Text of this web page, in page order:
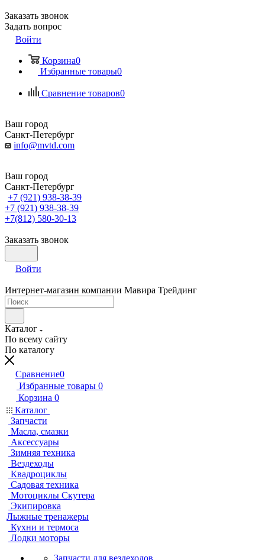
Заказать звонок
Задать вопрос
Войти
Корзина0
Избранные товары0
Сравнение товаров0
Ваш город
Санкт-Петербург
info@mvtd.com
Ваш город
Санкт-Петербург
+7 (921) 938-38-39
+7 (921) 938-38-39
+7(812) 580-30-13
Заказать звонок
Войти
Интернет-магазин компании Мавира Трейдинг
Каталог
По всему сайту
По каталогу
Сравнение0
Избранные товары 0
Корзина 0
Каталог
Запчасти
Масла, смазки
Аксессуары
Зимняя техника
Вездеходы
Квадроциклы
Садовая техника
Мотоциклы Скутера
Экипировка
Лыжные тренажеры
Кухни и термоса
Лодки моторы
Запчасти для вездеходов